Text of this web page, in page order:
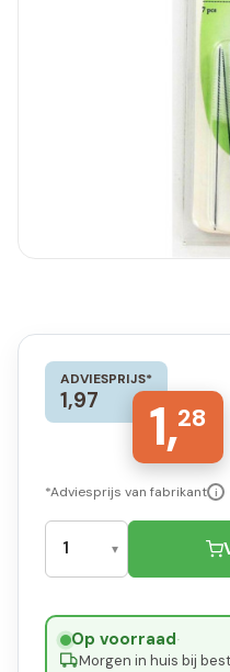
ADVIESPRIJS*
1,97 1,28
*Adviesprijs van fabrikant i
Op voorraad·
Morgen in huis bij